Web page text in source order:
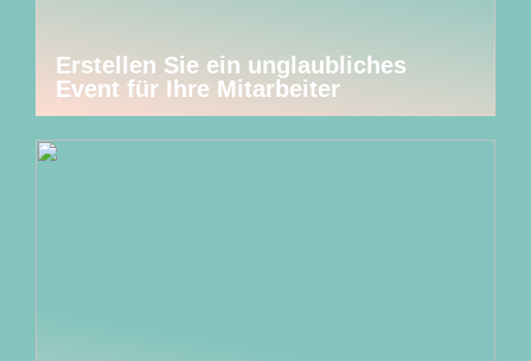
Erstellen Sie ein unglaubliches
Event für Ihre Mitarbeiter